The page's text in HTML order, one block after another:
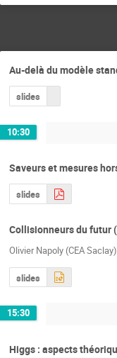
Au-delà du modèle
slides
10:30
Saveurs et mesures
slides
Collisionneurs du futur
Olivier Napoly (CEA
slides
15:30
Higgs : aspects